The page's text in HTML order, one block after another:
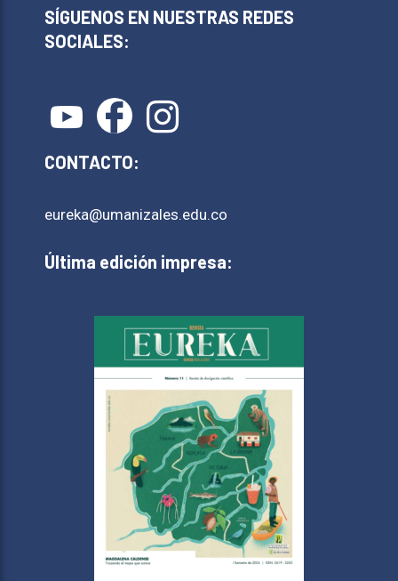
SÍGUENOS EN NUESTRAS REDES
SOCIALES:
CONTACTO:
eureka@umanizales.edu.co
Última edición impresa: